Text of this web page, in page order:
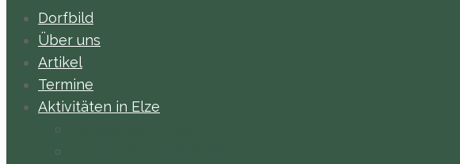
Dorfbild
Über uns
Artikel
Termine
Aktivitäten in Elze